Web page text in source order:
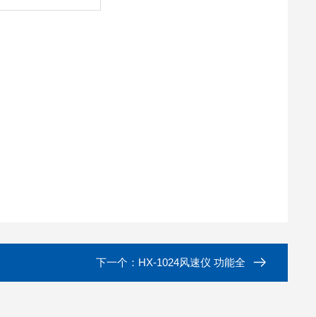
下一个： HX-1024风速仪 功能全